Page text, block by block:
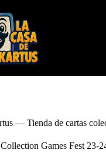
— Tienda de cartas
Games Fest 23-